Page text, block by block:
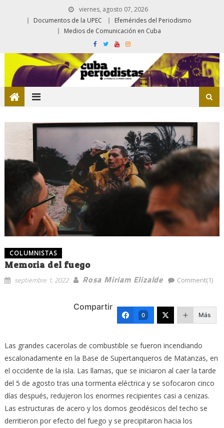
viernes, agosto 07, 2026
Documentos de la UPEC
Efemérides del Periodismo
Medios de Comunicación en Cuba
COLUMNISTAS
Memoria del fuego
septiembre 1, 2022 Rosa Miriam Elizalde Comment(1)
Compartir
0 Más
Las grandes cacerolas de combustible se fueron incendiando
escalonadamente en la Base de Supertanqueros de Matanzas, en
el occidente de la isla. Las llamas, que se iniciaron al caer la tarde
del 5 de agosto tras una tormenta eléctrica y se sofocaron cinco
días después, redujeron los enormes recipientes casi a cenizas.
Las estructuras de acero y los domos geodésicos del techo se
derritieron por efecto del fuego y se precipitaron hacia los